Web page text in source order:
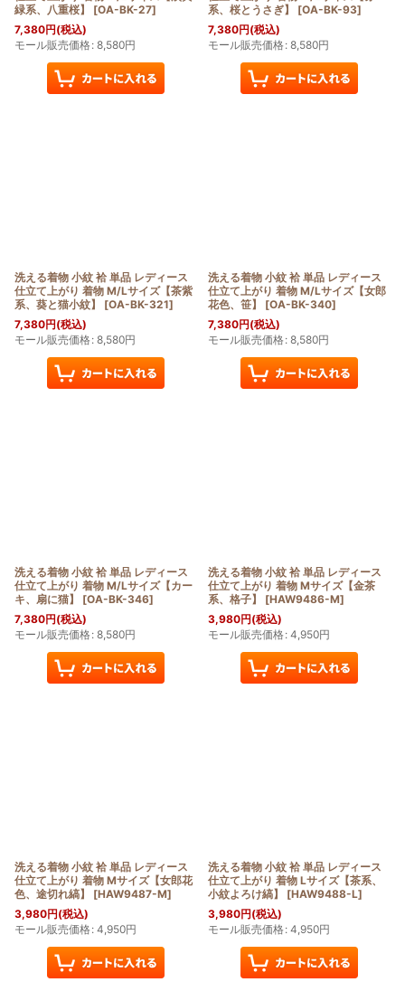
緑系、八重桜】
[OA-BK-27]
7,380円(税込)
モール販売価格: 8,580円
系、桜とうさぎ】
[OA-BK-93]
7,380円(税込)
モール販売価格: 8,580円
洗える着物 小紋 袷 単品 レディース
仕立て上がり 着物 M/Lサイズ【茶紫
系、葵と猫小紋】
[OA-BK-321]
7,380円(税込)
モール販売価格: 8,580円
洗える着物 小紋 袷 単品 レディース
仕立て上がり 着物 M/Lサイズ【女郎
花色、笹】
[OA-BK-340]
7,380円(税込)
モール販売価格: 8,580円
洗える着物 小紋 袷 単品 レディース
仕立て上がり 着物 M/Lサイズ【カー
キ、扇に猫】
[OA-BK-346]
7,380円(税込)
モール販売価格: 8,580円
洗える着物 小紋 袷 単品 レディース
仕立て上がり 着物 Mサイズ【金茶
系、格子】
[HAW9486-M]
3,980円(税込)
モール販売価格: 4,950円
洗える着物 小紋 袷 単品 レディース
仕立て上がり 着物 Mサイズ【女郎花
色、途切れ縞】
[HAW9487-M]
3,980円(税込)
モール販売価格: 4,950円
洗える着物 小紋 袷 単品 レディース
仕立て上がり 着物 Lサイズ【茶系、
小紋よろけ縞】
[HAW9488-L]
3,980円(税込)
モール販売価格: 4,950円